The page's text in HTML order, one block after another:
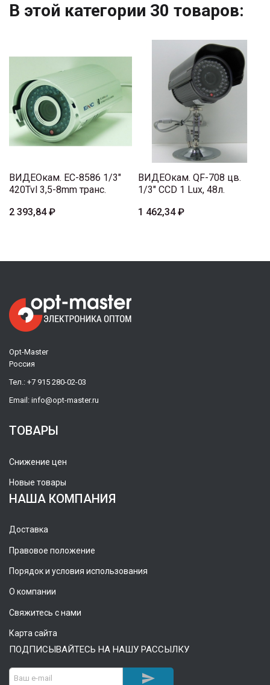
В этой категории 30 товаров:
ВИДЕОкам. EC-8586 1/3"
420Tvl 3,5-8mm транс.
2 393,84 ₽
ВИДЕОкам. QF-708 цв.
1/3" CCD 1 Lux, 48л.
1 462,34 ₽
Opt-Master
Россия
Тел.: +7 915 280-02-03
Email: info@opt-master.ru
ТОВАРЫ
Снижение цен
Новые товары
НАША КОМПАНИЯ
Доставка
Правовое положение
Порядок и условия использования
О компании
Свяжитесь с нами
Карта сайта
ПОДПИСЫВАЙТЕСЬ НА НАШУ РАССЫЛКУ
